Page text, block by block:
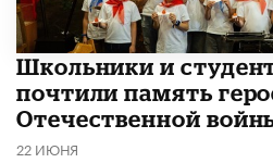
Школьники и
почтили память
Отечественной
22 ИЮНЯ